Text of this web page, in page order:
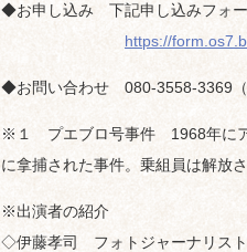
◆お申し込み 下記申し込みフォー
https://
◆お問い合わせ 080-3558-3369
※１ プエブロ号事件 1968年にア
に拿捕された事件。乗組員は解放
※出演者の紹介
◇伊藤孝司 フォトジャーナリスト